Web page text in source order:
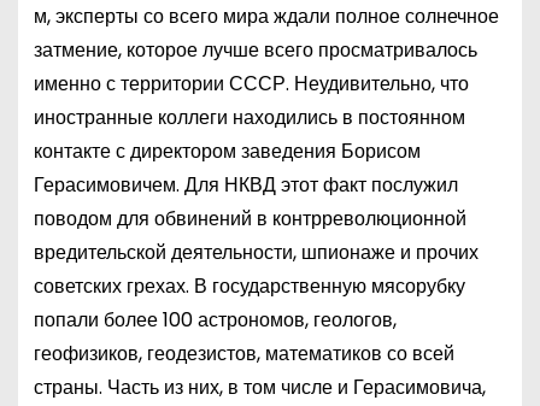
м, эксперты со всего мира ждали полное солнечное
затмение, которое лучше всего просматривалось
именно с территории СССР. Неудивительно, что
иностранные коллеги находились в постоянном
контакте с директором заведения Борисом
Герасимовичем. Для НКВД этот факт послужил
поводом для обвинений в контрреволюционной
вредительской деятельности, шпионаже и прочих
советских грехах. В государственную мясорубку
попали более 100 астрономов, геологов,
геофизиков, геодезистов, математиков со всей
страны. Часть из них, в том числе и Герасимовича,